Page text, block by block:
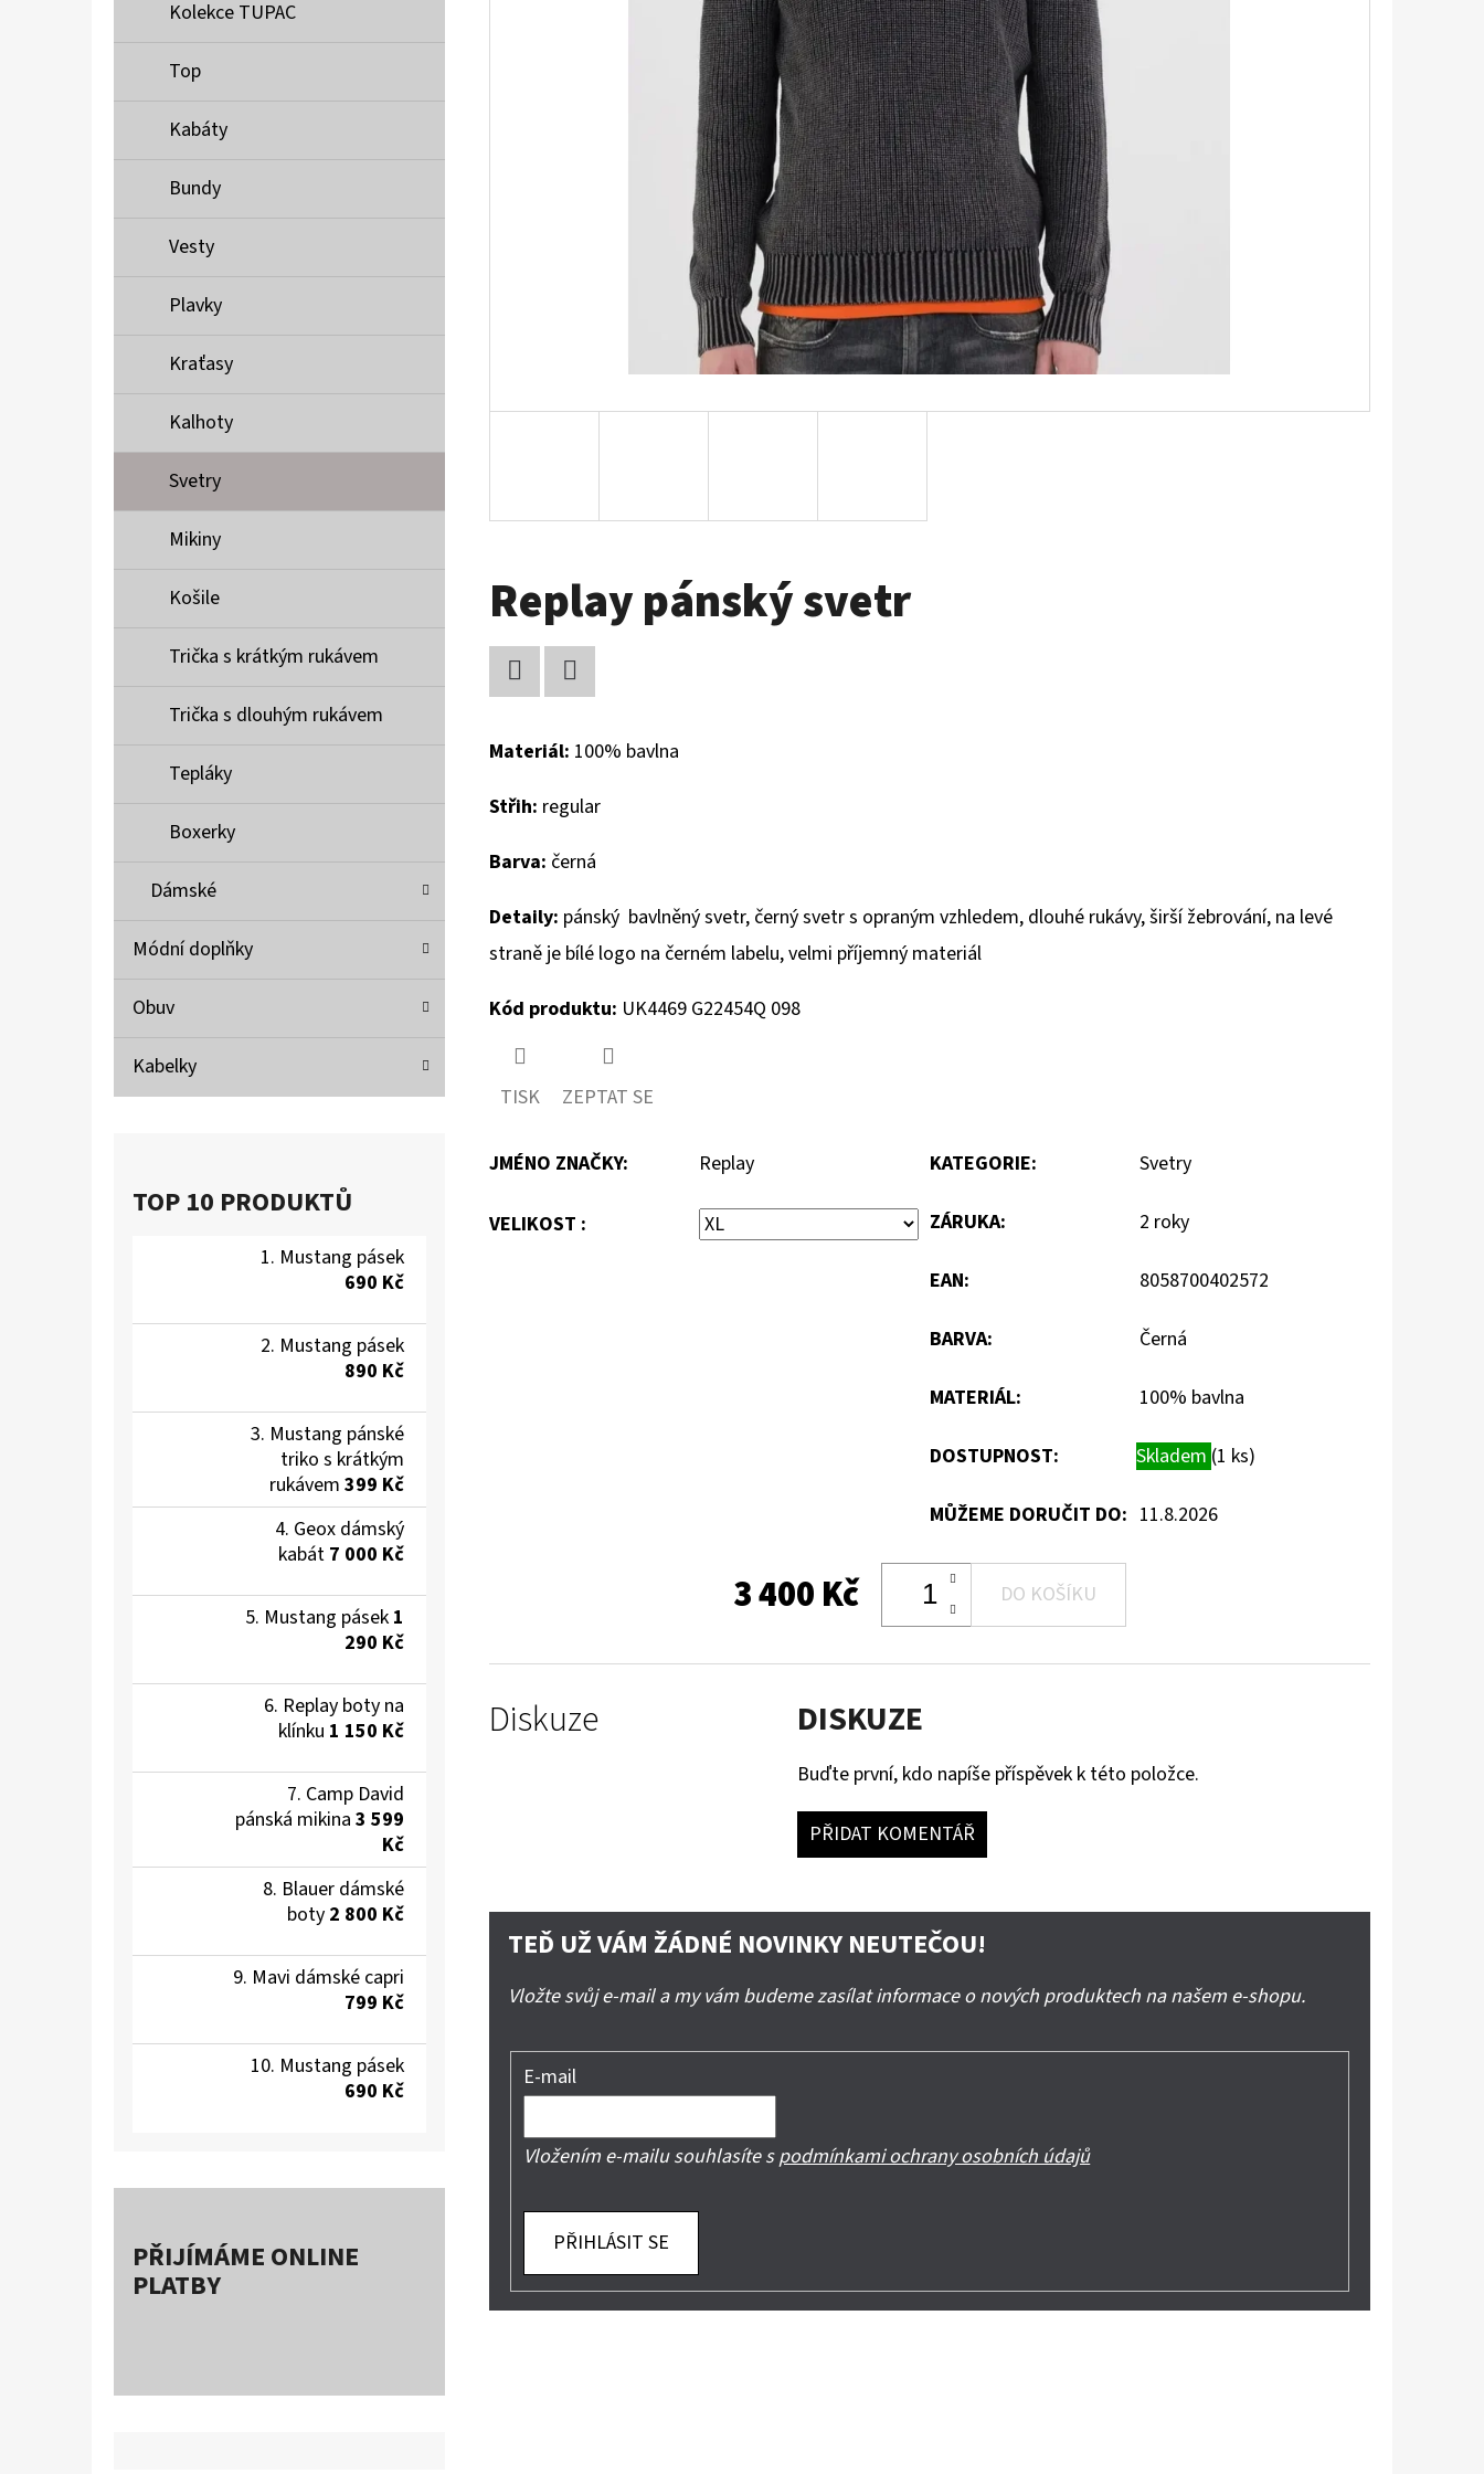
Kolekce TUPAC
Top
Kabáty
Bundy
Vesty
Plavky
Kraťasy
Kalhoty
Svetry
Mikiny
Košile
Trička s krátkým rukávem
Trička s dlouhým rukávem
Tepláky
Boxerky
Dámské
Módní doplňky
Obuv
Kabelky
TOP 10 PRODUKTŮ
Mustang pásek
690 Kč
Mustang pásek
890 Kč
Mustang pánské
triko s krátkým
rukávem 399 Kč
Geox dámský
kabát 7 000 Kč
Mustang pásek 1
290 Kč
Replay boty na
klínku 1 150 Kč
Camp David
pánská mikina 3 599
Kč
Blauer dámské
boty 2 800 Kč
Mavi dámské capri
799 Kč
Mustang pásek
690 Kč
PŘIJÍMÁME ONLINE
PLATBY
Replay pánský svetr
Materiál: 100% bavlna
Střih: regular
Barva: černá
Detaily: pánský bavlněný svetr, černý svetr s opraným vzhledem, dlouhé rukávy, širší žebrování, na levé
straně je bílé logo na černém labelu, velmi příjemný materiál
Kód produktu: UK4469 G22454Q 098
TISK ZEPTAT SE
JMÉNO ZNAČKY: Replay
VELIKOST :
KATEGORIE: Svetry
ZÁRUKA: 2 roky
EAN: 8058700402572
BARVA: Černá
MATERIÁL: 100% bavlna
DOSTUPNOST: Skladem (1 ks)
MŮŽEME DORUČIT DO: 11.8.2026
3 400 Kč DO KOŠÍKU
Diskuze DISKUZE
Buďte první, kdo napíše příspěvek k této položce.
PŘIDAT KOMENTÁŘ
TEĎ UŽ VÁM ŽÁDNÉ NOVINKY NEUTEČOU!
Vložte svůj e-mail a my vám budeme zasílat informace o nových produktech na našem e-shopu.
E-mail
Vložením e-mailu souhlasíte spodmínkami ochrany osobních údajů
PŘIHLÁSIT SE
MUSTANG PÁSEK
MUSTANG PÁNSKÉ TRIKO S KRÁTKÝM
RUKÁVEM
399 Kč